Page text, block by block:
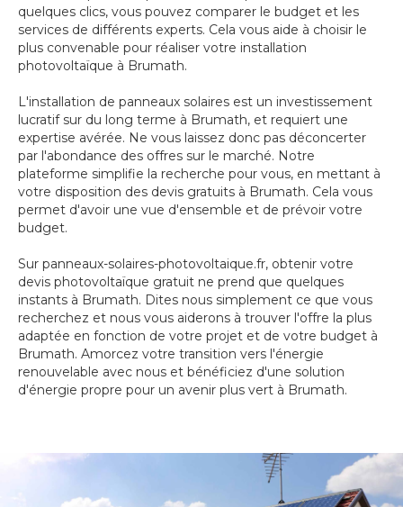
quelques clics, vous pouvez comparer le budget et les
services de différents experts. Cela vous aide à choisir le
plus convenable pour réaliser votre installation
photovoltaïque à Brumath.
L'installation de panneaux solaires est un investissement
lucratif sur du long terme à Brumath, et requiert une
expertise avérée. Ne vous laissez donc pas déconcerter
par l'abondance des offres sur le marché. Notre
plateforme simplifie la recherche pour vous, en mettant à
votre disposition des devis gratuits à Brumath. Cela vous
permet d'avoir une vue d'ensemble et de prévoir votre
budget.
Sur panneaux-solaires-photovoltaique.fr, obtenir votre
devis photovoltaïque gratuit ne prend que quelques
instants à Brumath. Dites nous simplement ce que vous
recherchez et nous vous aiderons à trouver l'offre la plus
adaptée en fonction de votre projet et de votre budget à
Brumath. Amorcez votre transition vers l'énergie
renouvelable avec nous et bénéficiez d'une solution
d'énergie propre pour un avenir plus vert à Brumath.